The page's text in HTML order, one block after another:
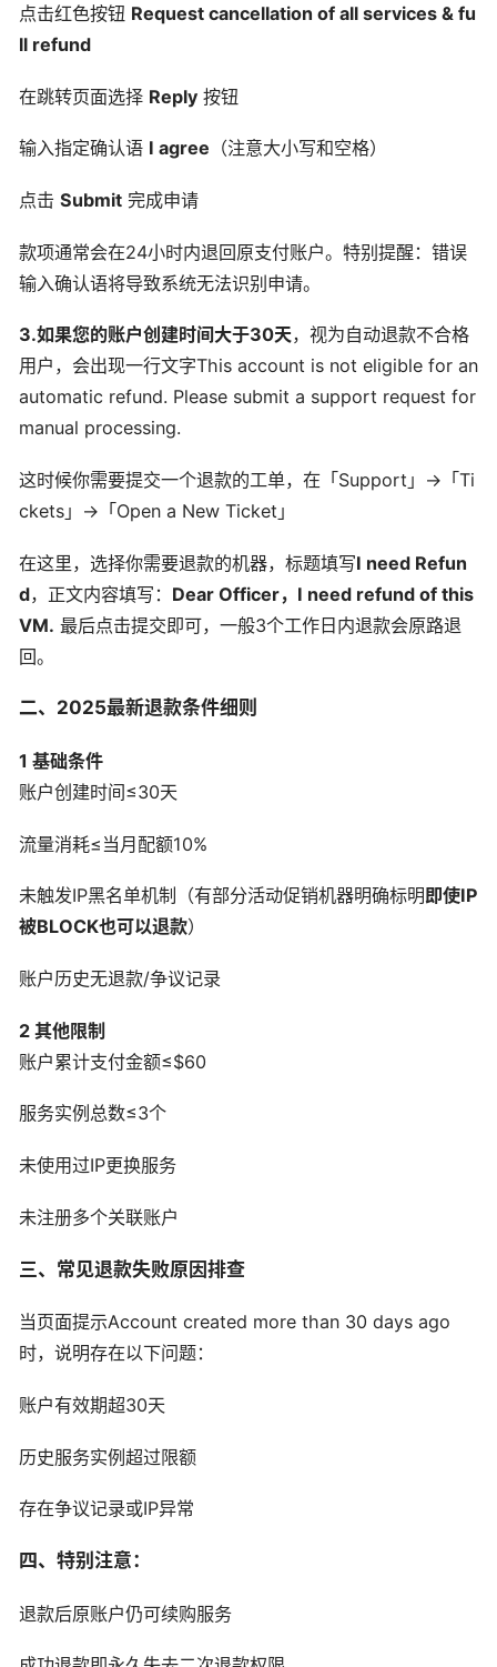
点击红色按钮 Request cancellation of all services & fu
ll refund
在跳转页面选择 Reply 按钮
输入指定确认语 I agree （注意大小写和空格）
点击 Submit 完成申请
款项通常会在24小时内退回原支付账户。特别提醒：错误
输入确认语将导致系统无法识别申请。
3.如果您的账户创建时间大于30天，视为自动退款不合格
用户，会出现一行文字This account is not eligible for an
automatic refund. Please submit a support request for
manual processing.
这时候你需要提交一个退款的工单，在「Support」→「Ti
ckets」→「Open a New Ticket」
在这里，选择你需要退款的机器，标题填写I need Refun
d，正文内容填写： Dear Officer，I need refund of this
VM. 最后点击提交即可，一般3个工作日内退款会原路退
回。
二、2025最新退款条件细则
1 基础条件
账户创建时间≤30天
流量消耗≤当月配额10%
未触发IP黑名单机制（有部分活动促销机器明确标明即使IP
被BLOCK也可以退款）
账户历史无退款/争议记录
2 其他限制
账户累计支付金额≤$60
服务实例总数≤3个
未使用过IP更换服务
未注册多个关联账户
三、常见退款失败原因排查
当页面提示Account created more than 30 days ago
时，说明存在以下问题：
账户有效期超30天
历史服务实例超过限额
存在争议记录或IP异常
四、特别注意：
退款后原账户仍可续购服务